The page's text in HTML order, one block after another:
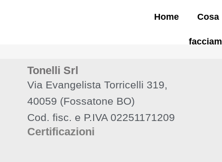
Home Cosa
Tonelli Srl
Via Evangelista Torricelli 319,
40059 (Fossatone BO)
Cod. fisc. e P.IVA 02251171209
Certificazioni